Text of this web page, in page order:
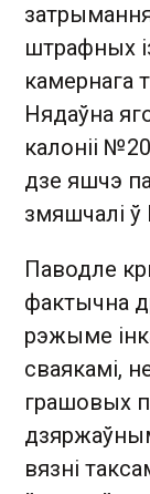
штрафных
камернага
Нядаўна
калоніі
дзе яшчэ
змяшчалі ў
Паводле
фактычна
рэжыме
сваякамі,
грашовых
вязні